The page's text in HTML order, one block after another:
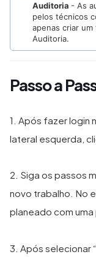
Auditoria - As
pelos técnicos
apenas criar
Auditoria.
Passo a
1. Após fazer login
lateral esquerda,
2. Siga os passos
novo trabalho. No
planeado com
3. Após selecionar